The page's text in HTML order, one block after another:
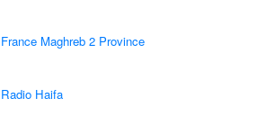
France Maghreb 2 Province
Radio Haifa